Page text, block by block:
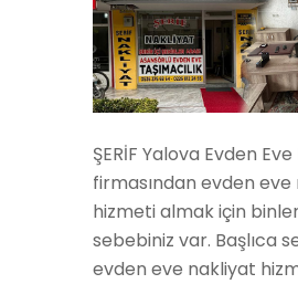
ŞERİF Yalova Evden
firmasından evden
hizmeti almak için
sebebiniz var. Başlıca
evden eve nakliyat